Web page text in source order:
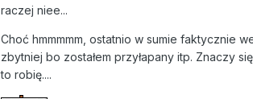
raczej niee...
Choć hmmmmm, ostatnio w sumie faktycznie
zbytniej bo zostałem przyłapany itp. Znaczy
to robię....